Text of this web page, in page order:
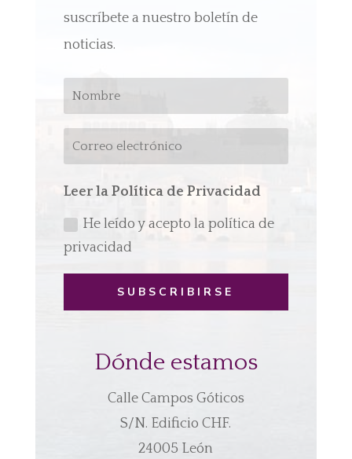
suscríbete a nuestro boletín de
noticias.
Leer la Política de Privacidad
He leído y acepto la política de
privacidad
SUBSCRIBIRSE
Dónde estamos
Calle Campos Góticos
S/N. Edificio CHF.
24005 León